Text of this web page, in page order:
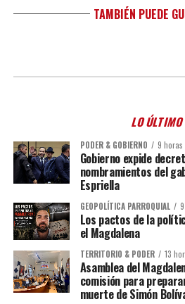
TAMBIÉN PUEDE
LO ÚLTIMO
PODER & GOBIERNO 9 horas
Gobierno expide
nombramientos del
Espriella
GEOPOLÍTICA PARROQUIAL
Los pactos de la
el Magdalena
TERRITORIO & PODER 13
Asamblea del
comisión para
muerte de Simón